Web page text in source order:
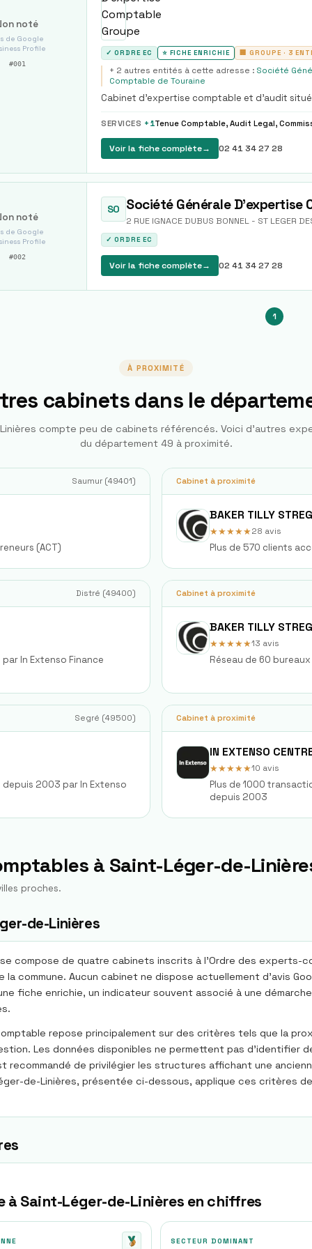
noté
de Google
Profile
#001
✓ ORDRE EC ⭐ FICHE ENRICHIE 🏢 GROUPE · 3
+ 2 autres entités à cette adresse : Société
Comptable de Touraine
Cabinet d'expertise comptable et d'audit
entreprises et des particuliers.
SERVICES + 1
Voir la fiche complète→ 02 41 34 27 28
noté
de Google
Profile
#002
SO Société Générale D'expertise
2 RUE IGNACE DUBUS BONNEL - ST LEGER
✓ ORDRE EC
Voir la fiche complète→ 02 41 34 27 28
1
À PROXIMITÉ
cabinets dans le
compte peu de cabinets référencés. Voici d'autres
du département 49 à proximité.
Saumur (49401)
(ACT)
Cabinet à proximité
BAKER TILLY
★★★★★28 avis
Plus de 570 clients
Distré (49400)
In Extenso Finance
Cabinet à proximité
BAKER TILLY
★★★★★13 avis
Réseau de 60
Segré (49500)
2003 par In Extenso
Cabinet à proximité
IN EXTENSO
★★★★★10 avis
Plus de 1000
depuis 2003
à Saint-Léger-de-
proches.
de-Linières
compose de quatre cabinets inscrits à l'Ordre des experts-
commune. Aucun cabinet ne dispose actuellement d'avis
fiche enrichie, un indicateur souvent associé à une
repose principalement sur des critères tels que la
Les données disponibles ne permettent pas d'identifier
recommandé de privilégier les structures affichant une
de-Linières, présentée ci-dessous, applique ces critères
à Saint-Léger-de-Linières en chiffres
SECTEUR DOMINANT